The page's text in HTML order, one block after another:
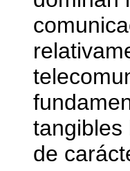
tangibles
de